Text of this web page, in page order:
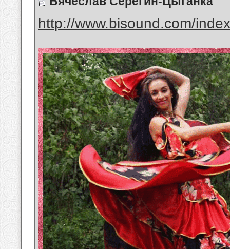
http://www.bisound.com/